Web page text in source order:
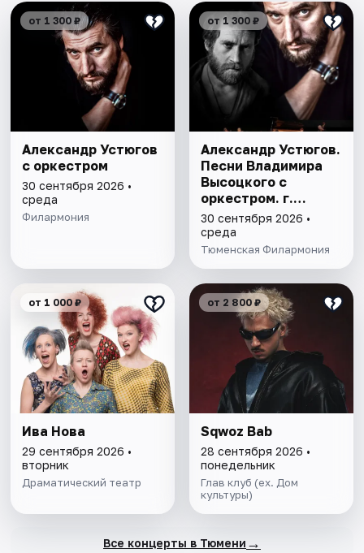
от 1 300 ₽
Александр Устюгов
с оркестром
30 сентября 2026 •
среда
Филармония
от 1 300 ₽
Александр Устюгов.
Песни Владимира
Высоцкого с
оркестром. г.
Тюмень
30 сентября 2026 •
среда
Тюменская Филармония
от 1 000 ₽
Ива Нова
29 сентября 2026 •
вторник
Драматический театр
от 2 800 ₽
Sqwoz Bab
28 сентября 2026 •
понедельник
Глав клуб (ex. Дом
культуры)
Все концерты в Тюмени →